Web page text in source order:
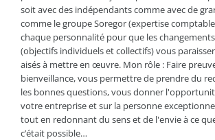
soit avec des indépendants comme avec de
comme le groupe Soregor (expertise
chaque personnalité pour que les
(objectifs individuels et collectifs) vous
aisés à mettre en œuvre. Mon rôle : Faire
bienveillance, vous permettre de prendre du
les bonnes questions, vous donner
votre entreprise et sur la personne
tout en redonnant du sens et de l'envie à ce
c’était possible…